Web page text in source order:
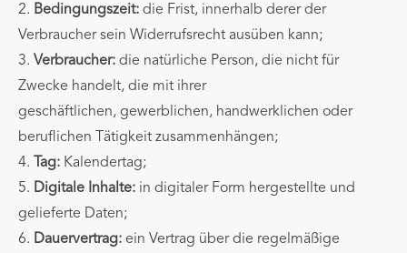
2. Bedingungszeit: die Frist, innerhalb derer der
Verbraucher sein Widerrufsrecht ausüben kann;
3. Verbraucher: die natürliche Person, die nicht für
Zwecke handelt, die mit ihrer
geschäftlichen, gewerblichen, handwerklichen oder
beruflichen Tätigkeit zusammenhängen;
4. Tag: Kalendertag;
5. Digitale Inhalte: in digitaler Form hergestellte und
gelieferte Daten;
6. Dauervertrag: ein Vertrag über die regelmäßige